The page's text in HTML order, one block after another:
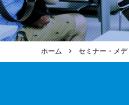
ホーム セミナー・メ